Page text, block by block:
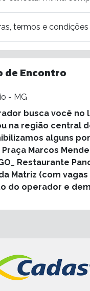
termos e condições
de Encontro
- MG
busca você no
na região central
alguns
Praça Marcos
Restaurante
Matriz (com
do operador e